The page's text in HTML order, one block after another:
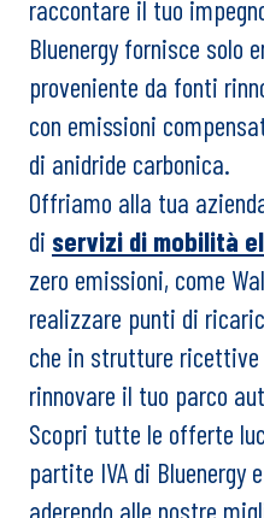
raccontare il tuo
Bluenergy fornisce solo
proveniente da fonti
con emissioni
di anidride carbonica.
Offriamo alla tua
di servizi di mobilità
zero emissioni, come
realizzare punti di
che in strutture ricettive
rinnovare il tuo parco
Scopri tutte le offerte
partite IVA di Bluenergy
aderendo alle nostre